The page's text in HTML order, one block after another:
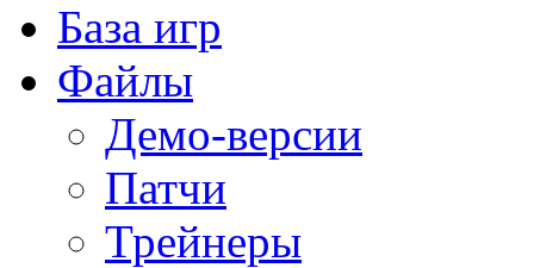
База игр
Файлы
Демо-версии
Патчи
Трейнеры